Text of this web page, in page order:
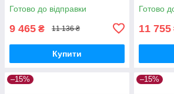
Готово до відправки
9 465 ₴ 11 136 ₴
Купити
Готово
11 755
–15% –15%